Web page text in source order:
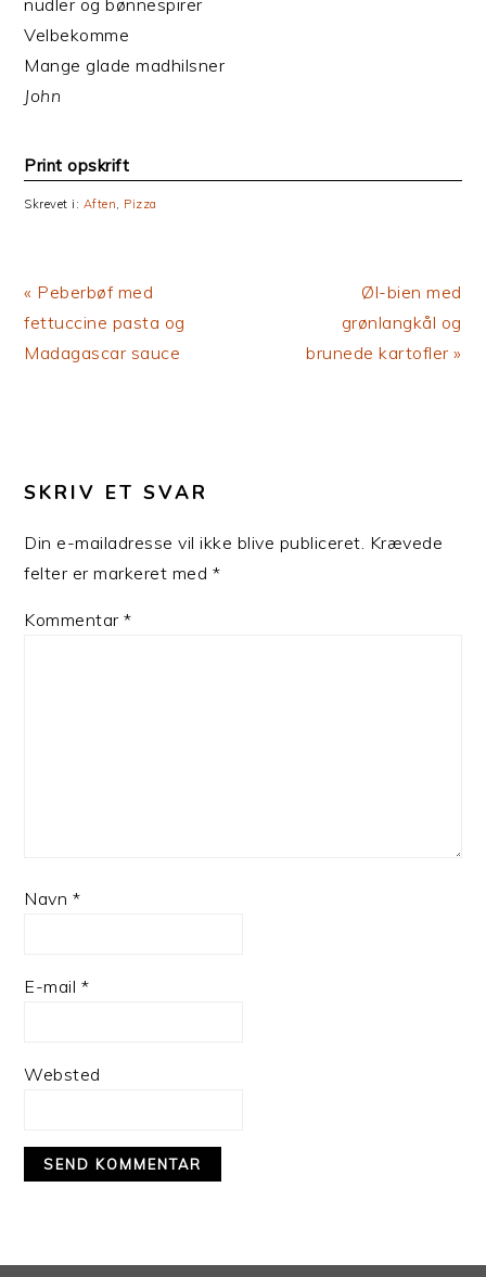
Velbekomme
Mange glade madhilsner
John
Print opskrift
Skrevet i: Aften Pizza
Previous
Post:
« Peberbøf med
fettuccine pasta og
Madagascar sauce
Next
Post:
Øl-bien med
grønlangkål og
brunede kartofler »
SKRIV ET SVAR
Din e-mailadresse vil ikke blive publiceret. Krævede
felter er markeret med *
Kommentar*
Navn *
E-mail *
Websted